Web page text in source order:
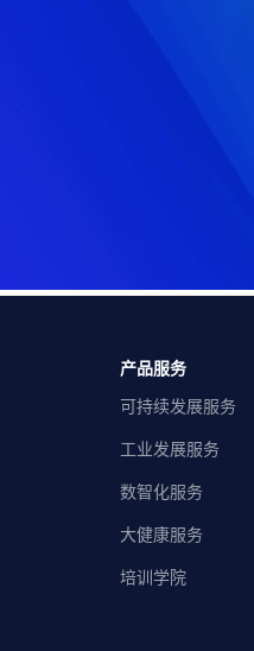
产品服务
可持续发展服务
工业发展服务
数智化服务
大健康服务
培训学院